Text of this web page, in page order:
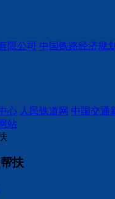
限公司 中国铁路经济规
心 人民铁道网 中国交通
站
扶